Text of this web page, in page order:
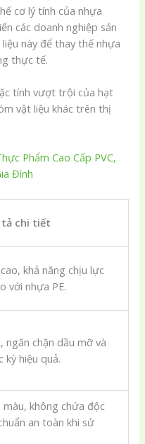
cơ lý tính của nhựa
các doanh nghiệp sản
này để thay thế nhựa
thực tế.
tính vượt trội của hạt
vật liệu khác trên thị
Phẩm Cao Cấp PVC,
Đình
tả chi tiết
khả năng chịu lực
với nhựa PE.
ngăn chặn dầu mỡ và
kỳ hiệu quả.
màu, không chứa độc
an toàn khi sử